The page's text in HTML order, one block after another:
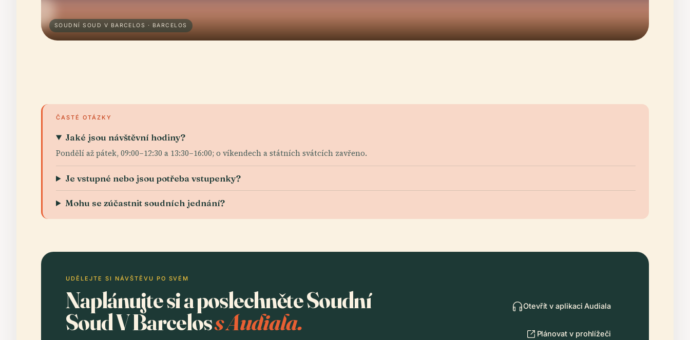
SOUDNÍ SOUD V BARCELOS · BARCELOS
ČASTÉ OTÁZKY
Jaké jsou návštěvní hodiny?
Pondělí až pátek, 09:00–12:30 a 13:30–16:00; o víkendech a státních svátcích zavřeno.
Je vstupné nebo jsou potřeba vstupenky?
Mohu se zúčastnit soudních jednání?
UDĚLEJTE SI NÁVŠTĚVU PO SVÉM
Naplánujte si a poslechněte Soudní
Soud V Barceloss Audiala.
Otevřít v aplikaci Audiala
Plánovat v prohlížeči